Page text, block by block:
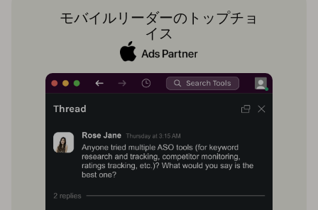
モバイルリーダーのトップチョ
イス